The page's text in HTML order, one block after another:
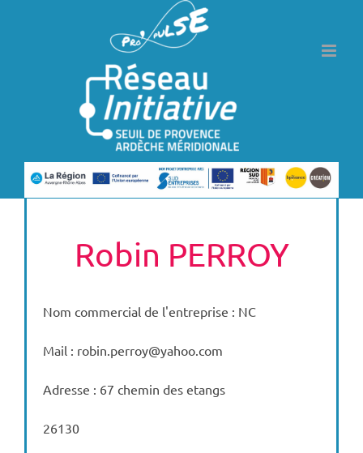
Robin PERROY
Nom commercial de l'entreprise : NC
Mail : robin.perroy@yahoo.com
Adresse : 67 chemin des etangs
26130